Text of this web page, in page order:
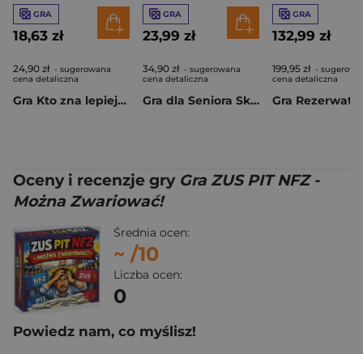
GRA
18,63 zł
24,90 zł - sugerowana
cena detaliczna
Gra Kto zna lepiej? Quiz Geografia
GRA
23,99 zł
34,90 zł - sugerowana
cena detaliczna
Gra dla Seniora Skupienie Uwagi Obserwacja
GRA
132,99 zł
199,95 zł -
cena detaliczna
Gra Rezerwat
Oceny i recenzje gry Gra ZUS PIT NFZ -
Można Zwariować!
Średnia ocen:
~ /10
Liczba ocen:
0
Powiedz nam, co myślisz!